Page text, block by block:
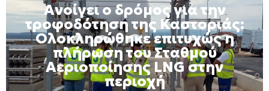
Ανοίγει ο δρόμος για την
τροφοδότηση της Καστοριάς:
Ολοκληρώθηκε επιτυχώς η
πλήρωση του Σταθμού
Αεριοποίησης LNG στην
περιοχή